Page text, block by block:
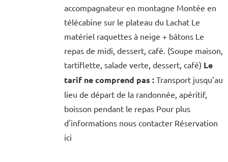
accompagnateur en montagne Montée en
télécabine sur le plateau du Lachat Le
matériel raquettes à neige + bâtons Le
repas de midi, dessert, café. (Soupe maison,
tartiflette, salade verte, dessert, café) Le
tarif ne comprend pas :Transport jusqu’au
lieu de départ de la randonnée, apéritif,
boisson pendant le repas Pour plus
d'informations nous contacter Réservation
ici